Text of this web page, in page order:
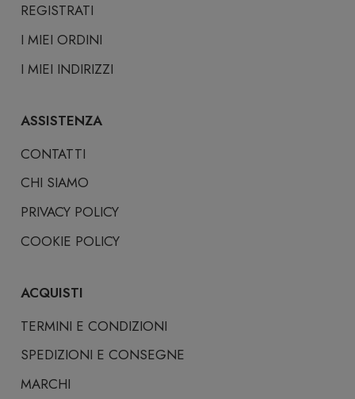
REGISTRATI
I MIEI ORDINI
I MIEI INDIRIZZI
ASSISTENZA
CONTATTI
CHI SIAMO
PRIVACY POLICY
COOKIE POLICY
ACQUISTI
TERMINI E CONDIZIONI
SPEDIZIONI E CONSEGNE
MARCHI